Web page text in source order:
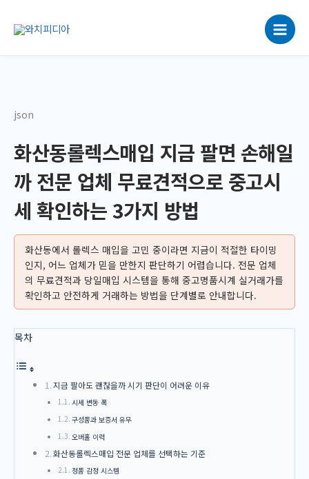
로
json
화산동롤렉스매입 지금 팔면 손해일
까 전문 업체 무료견적으로 중고시
세 확인하는 3가지 방법
화산동에서 롤렉스 매입을 고민 중이라면 지금이 적절한 타이밍
인지, 어느 업체가 믿을 만한지 판단하기 어렵습니다. 전문 업체
의 무료견적과 당일매입 시스템을 통해 중고명품시계 실거래가를
확인하고 안전하게 거래하는 방법을 단계별로 안내합니다.
목차
지금 팔아도 괜찮을까 시기 판단이 어려운 이유
시세 변동 폭
구성품과 보증서 유무
오버홀 이력
화산동롤렉스매입 전문 업체를 선택하는 기준
정품 감정 시스템